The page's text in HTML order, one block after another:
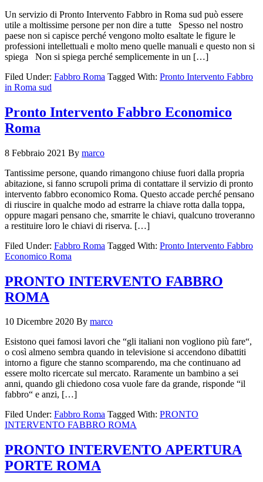
Un servizio di Pronto Intervento Fabbro in Roma sud può essere
utile a moltissime persone per non dire a tutte Spesso nel nostro
paese non si capisce perché vengono molto esaltate le figure le
professioni intellettuali e molto meno quelle manuali e questo non si
spiega Non si spiega perché semplicemente in un […]
Filed Under: Fabbro Roma Tagged With: Pronto Intervento Fabbro
in Roma sud
Pronto Intervento Fabbro Economico
Roma
8 Febbraio 2021 By marco
Tantissime persone, quando rimangono chiuse fuori dalla propria
abitazione, si fanno scrupoli prima di contattare il servizio di pronto
intervento fabbro economico Roma. Questo accade perché pensano
di riuscire in qualche modo ad estrarre la chiave rotta dalla toppa,
oppure magari pensano che, smarrite le chiavi, qualcuno troveranno
a restituire loro le chiavi di riserva. […]
Filed Under: Fabbro Roma Tagged With: Pronto Intervento Fabbro
Economico Roma
PRONTO INTERVENTO FABBRO
ROMA
10 Dicembre 2020 By marco
Esistono quei famosi lavori che “gli italiani non vogliono più fare“,
o così almeno sembra quando in televisione si accendono dibattiti
intorno a figure che stanno scomparendo, ma che continuano ad
essere molto ricercate sul mercato. Raramente un bambino a sei
anni, quando gli chiedono cosa vuole fare da grande, risponde “il
fabbro“ e anzi, […]
Filed Under: Fabbro Roma Tagged With: PRONTO
INTERVENTO FABBRO ROMA
PRONTO INTERVENTO APERTURA
PORTE ROMA